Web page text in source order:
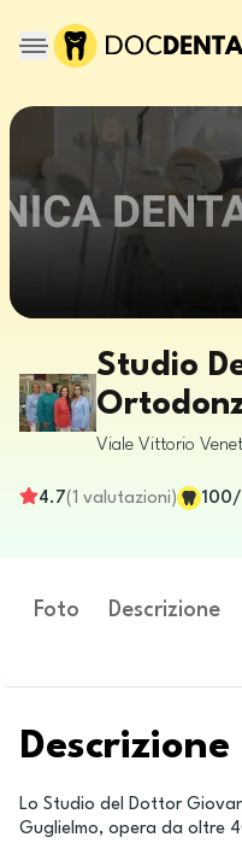
Studio
Viale Vittorio
4.7(1 valutazioni) 100/
Foto Descrizione
Lo Studio del Dottor
Guglielmo, opera da oltre